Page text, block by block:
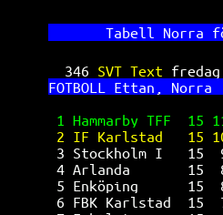
       Ta
bell
346 SVT Text
FOTBOLL
1 Hammarby TFF
2 IF Karlstad   15
3 Stockholm I   15
4 Arlanda       15
5 Enköping      15
6 FBK Karlstad  15